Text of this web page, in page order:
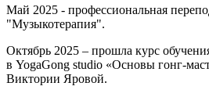
Май 2025 - профессиональная
"Музыкотерапия".
Октябрь 2025 – прошла курс
в YogaGong studio «Основы гонг-
Виктории Яровой.